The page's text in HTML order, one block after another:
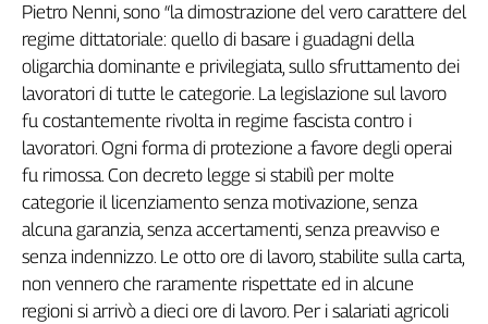
Marche
Piemonte
Puglia
Sardegna
Sicilia
Toscana
Trentino
Umbria
Valle
D'Aosta
Veneto
Pietro Nenni, sono “la dimostrazione del vero carattere del
regime dittatoriale: quello di basare i guadagni della
oligarchia dominante e privilegiata, sullo sfruttamento dei
lavoratori di tutte le categorie. La legislazione sul lavoro
fu costantemente rivolta in regime fascista contro i
lavoratori. Ogni forma di protezione a favore degli operai
fu rimossa. Con decreto legge si stabilì per molte
categorie il licenziamento senza motivazione, senza
alcuna garanzia, senza accertamenti, senza preavviso e
senza indennizzo. Le otto ore di lavoro, stabilite sulla carta,
non vennero che raramente rispettate ed in alcune
regioni si arrivò a dieci ore di lavoro. Per i salariati agricoli